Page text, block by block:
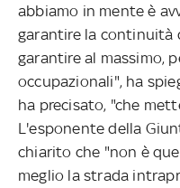
abbiamo in mente è
garantire la continuità
garantire al massimo,
occupazionali", ha
ha precisato, "che
L'esponente della
chiarito che "non è
meglio la strada